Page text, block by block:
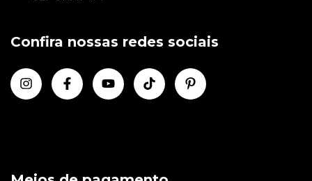
Confira nossas redes sociais